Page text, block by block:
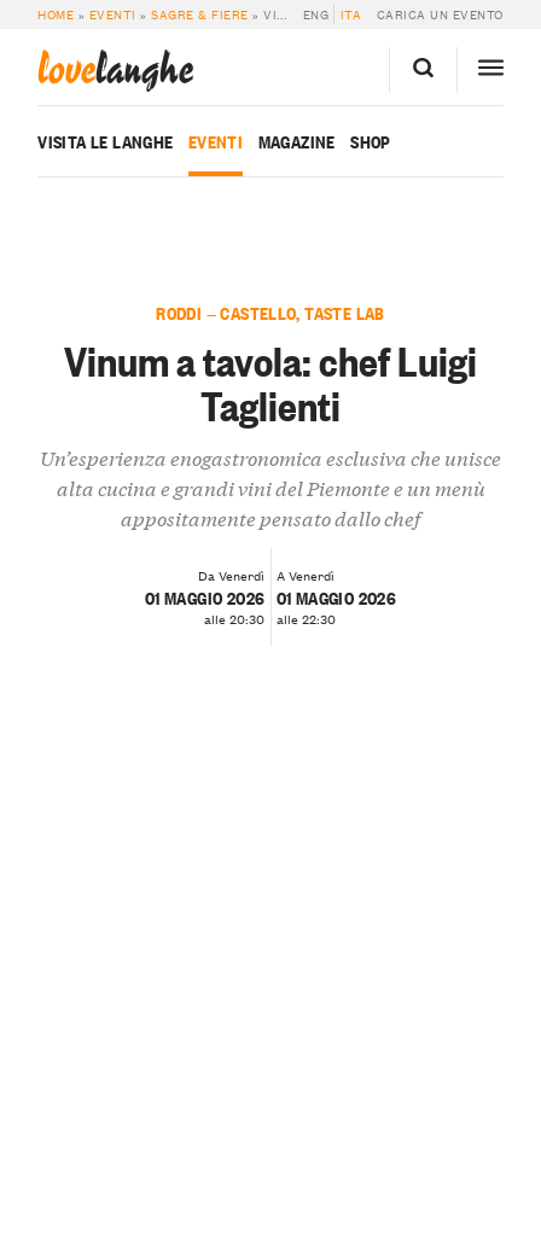
HOME » EVENTI »SAGRE & FIERE »VINUM A TAVOLA: CHEF LUIGI TAGLIENTI ENG ITA CARICA UN EVENTO
lovelanghe
VISITA LE LANGHE EVENTI MAGAZINE SHOP
RODDI — CASTELLO, TASTE LAB
Vinum a tavola: chef Luigi
Taglienti
Un’esperienza enogastronomica esclusiva che unisce
alta cucina e grandi vini del Piemonte e un menù
appositamente pensato dallo chef
Da Venerdì
01 MAGGIO 2026
alle 20:30
A Venerdì
01 MAGGIO 2026
alle 22:30